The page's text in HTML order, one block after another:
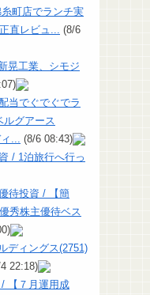
町店でランチ実
直レビュ...
(8/6
晃工業、シモジ
当でぐでぐでラ
グアース
...
(8/6 08:43)
/ 1泊旅行へ行っ
待投資 / 【簡
秀株主優待ベス
ディングス(2751)
22:18)
【７月運用成